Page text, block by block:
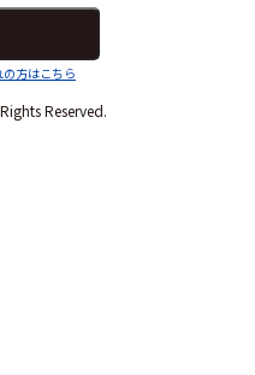
方はこちら
Reserved.